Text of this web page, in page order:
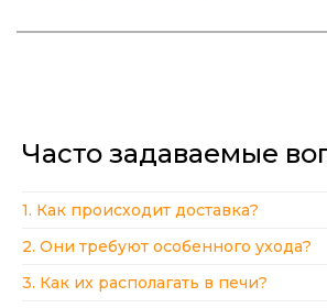
Часто задаваемые
1. Как происходит доставка?
2. Они требуют особенного ухода?
3. Как их располагать в печи?